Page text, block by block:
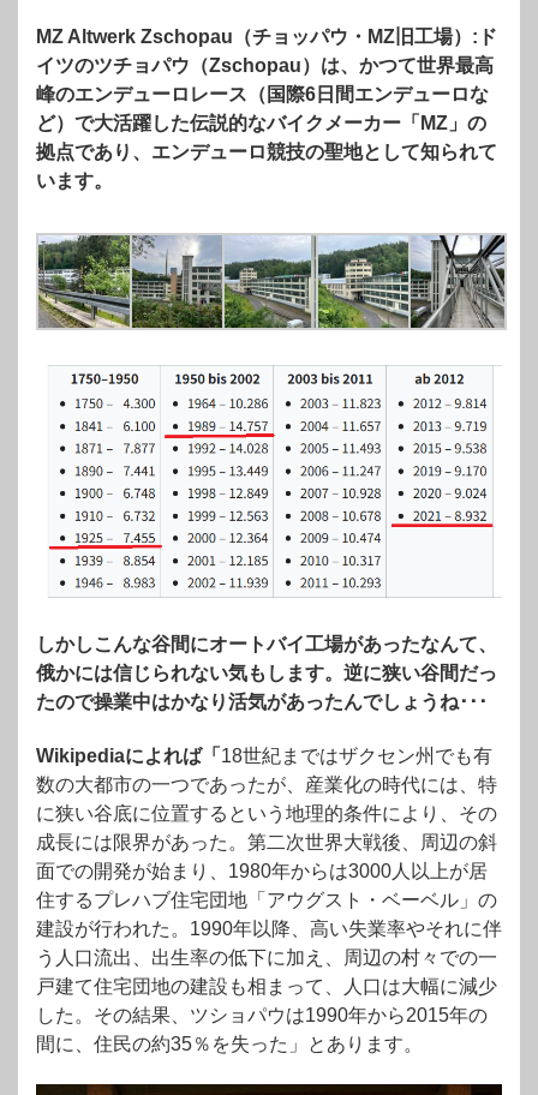
MZ Altwerk Zschopau（チョッパウ・MZ旧工場）:ド
イツのツチョパウ（Zschopau）は、かつて世界最高
峰のエンデューロレース（国際6日間エンデューロな
ど）で大活躍した伝説的なバイクメーカー「MZ」の
拠点であり、エンデューロ競技の聖地として知られて
います。
しかしこんな谷間にオートバイ工場があったなんて、
俄かには信じられない気もします。逆に狭い谷間だっ
たので操業中はかなり活気があったんでしょうね･･･
Wikipediaによれば「 18世紀まではザクセン州でも有
数の大都市の一つであったが、産業化の時代には、特
に狭い谷底に位置するという地理的条件により、その
成長には限界があった。第二次世界大戦後、周辺の斜
面での開発が始まり、1980年からは3000人以上が居
住するプレハブ住宅団地「アウグスト・ベーベル」の
建設が行われた。1990年以降、高い失業率やそれに伴
う人口流出、出生率の低下に加え、周辺の村々での一
戸建て住宅団地の建設も相まって、人口は大幅に減少
した。その結果、ツショパウは1990年から2015年の
間に、住民の約35％を失った」とあります。